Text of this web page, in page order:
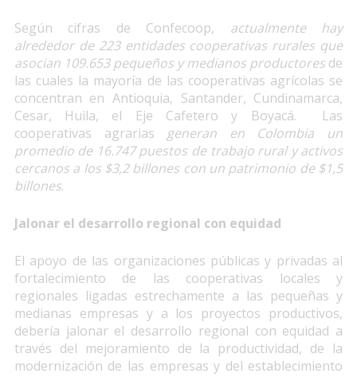
Según cifras de Confecoop, actualmente hay
alrededor de 223 entidades cooperativas rurales que
asocian 109.653 pequeños y medianos productores de
las cuales la mayoría de las cooperativas agrícolas se
concentran en Antioquia, Santander, Cundinamarca,
Cesar, Huila, el Eje Cafetero y Boyacá. Las
cooperativas agrarias generan en Colombia un
promedio de 16.747 puestos de trabajo rural y activos
cercanos a los $3,2 billones con un patrimonio de $1,5
billones.
Jalonar el desarrollo regional con equidad
El apoyo de las organizaciones públicas y privadas al
fortalecimiento de las cooperativas locales y
regionales ligadas estrechamente a las pequeñas y
medianas empresas y a los proyectos productivos,
debería jalonar el desarrollo regional con equidad a
través del mejoramiento de la productividad, de la
modernización de las empresas y del establecimiento